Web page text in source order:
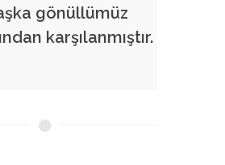
gönüllümüz
karşılanmıştır.